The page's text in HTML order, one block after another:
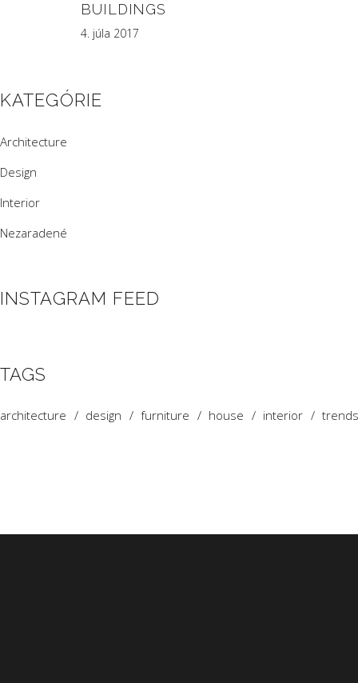
BUILDINGS
4. júla 2017
KATEGÓRIE
Architecture
Design
Interior
Nezaradené
INSTAGRAM FEED
TAGS
architecture design furniture house interior trends